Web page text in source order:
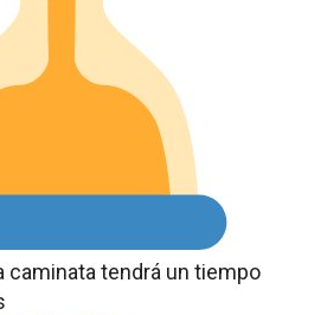
caminata tendrá un tiempo